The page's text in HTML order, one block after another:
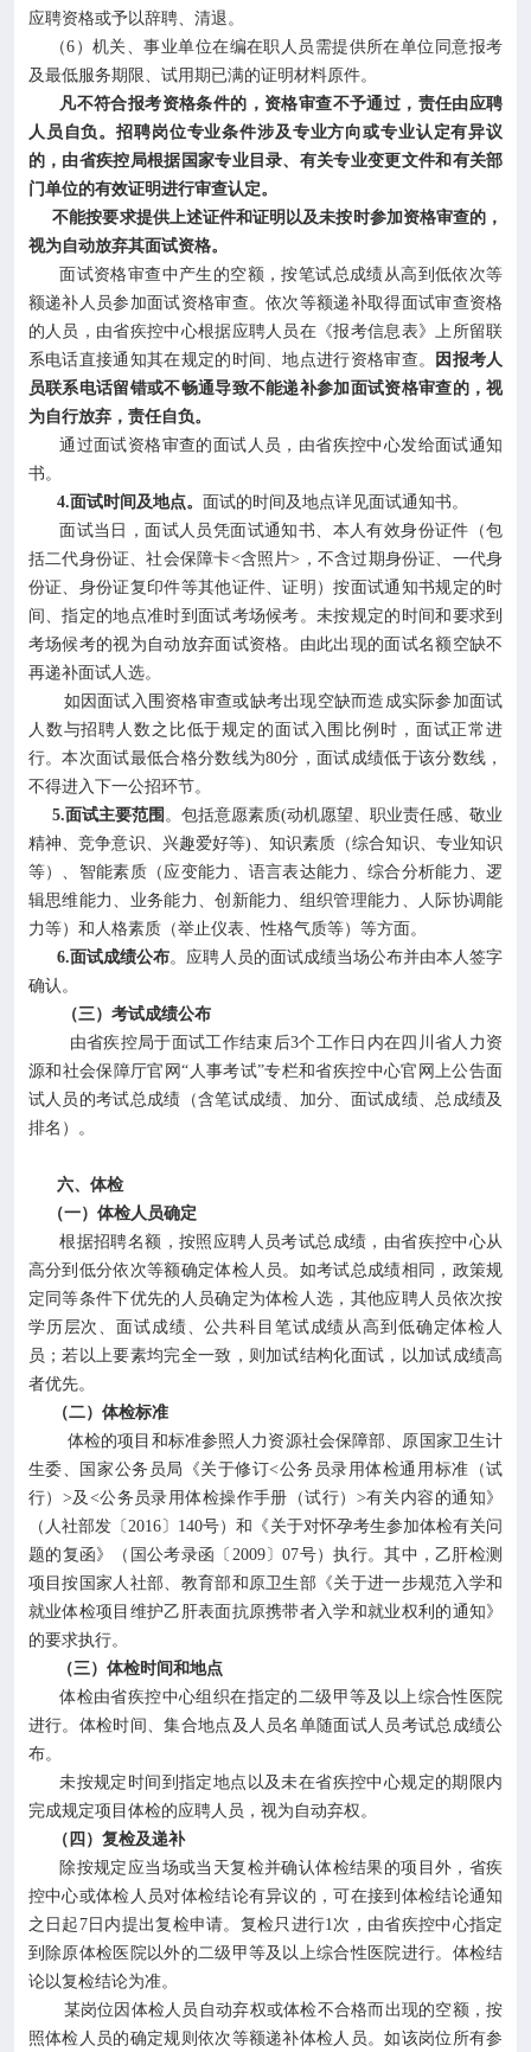
应聘资格或予以辞聘、清退。
（6）机关、事业单位在编在职人员需提供所在单位同意报考
及最低服务期限、试用期已满的证明材料原件。
凡不符合报考资格条件的，资格审查不予通过，责任由应聘
人员自负。招聘岗位专业条件涉及专业方向或专业认定有异议
的，由省疾控局根据国家专业目录、有关专业变更文件和有关部
门单位的有效证明进行审查认定。
不能按要求提供上述证件和证明以及未按时参加资格审查的，
视为自动放弃其面试资格。
面试资格审查中产生的空额，按笔试总成绩从高到低依次等
额递补人员参加面试资格审查。依次等额递补取得面试审查资格
的人员，由省疾控中心根据应聘人员在《报考信息表》上所留联
系电话直接通知其在规定的时间、地点进行资格审查。
因报考人
员联系电话留错或不畅通导致不能递补参加面试资格审查的，视
为自行放弃，责任自负。
通过面试资格审查的面试人员，由省疾控中心发给面试通知
书。
4.面试时间及地点。 面试的时间及地点详见面试通知书。
面试当日，面试人员凭面试通知书、本人有效身份证件（包
括二代身份证、社会保障卡<含照片>，不含过期身份证、一代身
份证、身份证复印件等其他证件、证明）按面试通知书规定的时
间、指定的地点准时到面试考场候考。未按规定的时间和要求到
考场候考的视为自动放弃面试资格。由此出现的面试名额空缺不
再递补面试人选。
如因面试入围资格审查或缺考出现空缺而造成实际参加面试
人数与招聘人数之比低于规定的面试入围比例时，面试正常进
行。本次面试最低合格分数线为80分，面试成绩低于该分数线，
不得进入下一公招环节。
5.面试主要范围 。包括意愿素质(动机愿望、职业责任感、敬业
精神、竞争意识、兴趣爱好等)、知识素质（综合知识、专业知识
等）、智能素质（应变能力、语言表达能力、综合分析能力、逻
辑思维能力、业务能力、创新能力、组织管理能力、人际协调能
力等）和人格素质（举止仪表、性格气质等）等方面。
6.面试成绩公布。应聘人员的面试成绩当场公布并由本人签字
确认。
（三）考试成绩公布
由省疾控局于面试工作结束后3个工作日内在四川省人力资
源和社会保障厅官网“人事考试”专栏和省疾控中心官网上公告面
试人员的考试总成绩（含笔试成绩、加分、面试成绩、总成绩及
排名）。
六、体检
（一）体检人员确定
根据招聘名额，按照应聘人员考试总成绩，由省疾控中心从
高分到低分依次等额确定体检人员。如考试总成绩相同，政策规
定同等条件下优先的人员确定为体检人选，其他应聘人员依次按
学历层次、面试成绩、公共科目笔试成绩从高到低确定体检人
员；若以上要素均完全一致，则加试结构化面试，以加试成绩高
者优先。
（二）体检标准
体检的项目和标准参照人力资源社会保障部、原国家卫生计
生委、国家公务员局《关于修订<公务员录用体检通用标准（试
行）>及<公务员录用体检操作手册（试行）>有关内容的通知》
（人社部发〔2016〕140号）和《关于对怀孕考生参加体检有关问
题的复函》（国公考录函〔2009〕07号）执行。其中，乙肝检测
项目按国家人社部、教育部和原卫生部《关于进一步规范入学和
就业体检项目维护乙肝表面抗原携带者入学和就业权利的通知》
的要求执行。
（三）体检时间和地点
体检由省疾控中心组织在指定的二级甲等及以上综合性医院
进行。体检时间、集合地点及人员名单随面试人员考试总成绩公
布。
未按规定时间到指定地点以及未在省疾控中心规定的期限内
完成规定项目体检的应聘人员，视为自动弃权。
（四）复检及递补
除按规定应当场或当天复检并确认体检结果的项目外，省疾
控中心或体检人员对体检结论有异议的，可在接到体检结论通知
之日起7日内提出复检申请。复检只进行1次，由省疾控中心指定
到除原体检医院以外的二级甲等及以上综合性医院进行。体检结
论以复检结论为准。
某岗位因体检人员自动弃权或体检不合格而出现的空额，按
照体检人员的确定规则依次等额递补体检人员。如该岗位所有参